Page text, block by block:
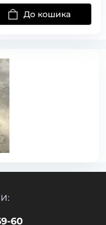
До кошика
60